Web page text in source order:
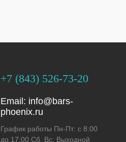
+7 (843) 526-73-20
Email: info@bars-
phoenix.ru
График работы Пн-Пт: с 8:00
до 17:00 Сб, Вс: Выходной